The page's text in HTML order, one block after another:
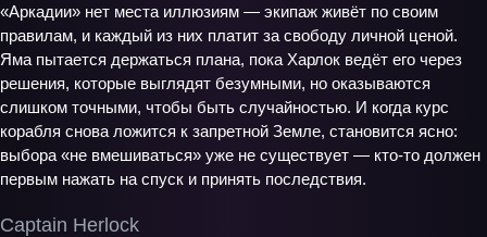
Captain Herlock
«Аркадии» нет места иллюзиям — экипаж живёт по своим
правилам, и каждый из них платит за свободу личной ценой.
Яма пытается держаться плана, пока Харлок ведёт его через
решения, которые выглядят безумными, но оказываются
слишком точными, чтобы быть случайностью. И когда курс
корабля снова ложится к запретной Земле, становится ясно:
выбора «не вмешиваться» уже не существует — кто-то должен
первым нажать на спуск и принять последствия.